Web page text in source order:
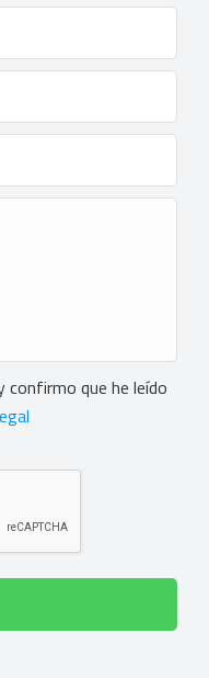
confirmo que he leído